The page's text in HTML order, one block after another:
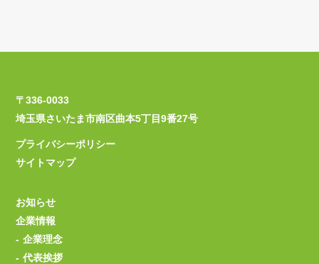
〒336-0033
埼玉県さいたま市南区曲本5丁目9番27号
プライバシーポリシー
サイトマップ
お知らせ
企業情報
企業理念
代表挨拶